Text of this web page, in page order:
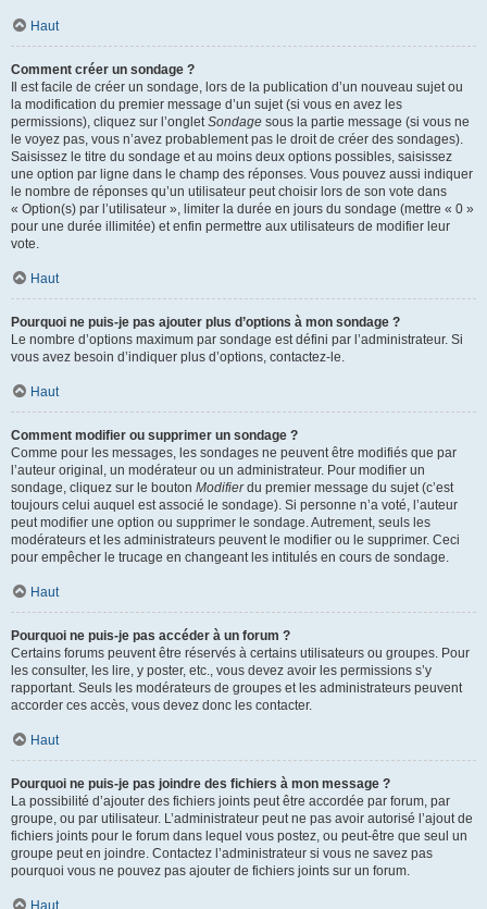
Haut
Comment créer un sondage ?
Il est facile de créer un sondage, lors de la publication d’un nouveau sujet ou
la modification du premier message d’un sujet (si vous en avez les
permissions), cliquez sur l’onglet Sondage sous la partie message (si vous ne
le voyez pas, vous n’avez probablement pas le droit de créer des sondages).
Saisissez le titre du sondage et au moins deux options possibles, saisissez
une option par ligne dans le champ des réponses. Vous pouvez aussi indiquer
le nombre de réponses qu’un utilisateur peut choisir lors de son vote dans
« Option(s) par l’utilisateur », limiter la durée en jours du sondage (mettre « 0 »
pour une durée illimitée) et enfin permettre aux utilisateurs de modifier leur
vote.
Haut
Pourquoi ne puis-je pas ajouter plus d’options à mon sondage ?
Le nombre d’options maximum par sondage est défini par l’administrateur. Si
vous avez besoin d’indiquer plus d’options, contactez-le.
Haut
Comment modifier ou supprimer un sondage ?
Comme pour les messages, les sondages ne peuvent être modifiés que par
l’auteur original, un modérateur ou un administrateur. Pour modifier un
sondage, cliquez sur le bouton Modifierdu premier message du sujet (c’est
toujours celui auquel est associé le sondage). Si personne n’a voté, l’auteur
peut modifier une option ou supprimer le sondage. Autrement, seuls les
modérateurs et les administrateurs peuvent le modifier ou le supprimer. Ceci
pour empêcher le trucage en changeant les intitulés en cours de sondage.
Haut
Pourquoi ne puis-je pas accéder à un forum ?
Certains forums peuvent être réservés à certains utilisateurs ou groupes. Pour
les consulter, les lire, y poster, etc., vous devez avoir les permissions s’y
rapportant. Seuls les modérateurs de groupes et les administrateurs peuvent
accorder ces accès, vous devez donc les contacter.
Haut
Pourquoi ne puis-je pas joindre des fichiers à mon message ?
La possibilité d’ajouter des fichiers joints peut être accordée par forum, par
groupe, ou par utilisateur. L’administrateur peut ne pas avoir autorisé l’ajout de
fichiers joints pour le forum dans lequel vous postez, ou peut-être que seul un
groupe peut en joindre. Contactez l’administrateur si vous ne savez pas
pourquoi vous ne pouvez pas ajouter de fichiers joints sur un forum.
Haut